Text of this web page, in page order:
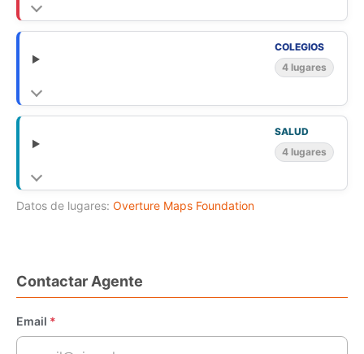
COLEGIOS
4 lugares
SALUD
4 lugares
Datos de lugares: Overture Maps Foundation
Contactar Agente
Email *